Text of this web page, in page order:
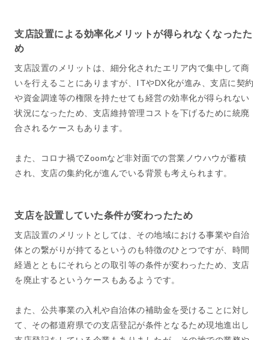
支店設置による効率化メリットが得られなくなったた
め
支店設置のメリットは、細分化されたエリア内で集中して商
いを行えることにありますが、ITやDX化が進み、支店に契約
や資金調達等の権限を持たせても経営の効率化が得られない
状況になったため、支店維持管理コストを下げるために統廃
合されるケースもあります。
また、コロナ禍でZoomなど非対面での営業ノウハウが蓄積
され、支店の集約化が進んでいる背景も考えられます。
支店を設置していた条件が変わったため
支店設置のメリットとしては、その地域における事業や自治
体との繋がりが持てるというのも特徴のひとつですが、時間
経過とともにそれらとの取引等の条件が変わったため、支店
を廃止するというケースもあるようです。
また、公共事業の入札や自治体の補助金を受けることに対し
て、その都道府県での支店登記が条件となるため現地進出し